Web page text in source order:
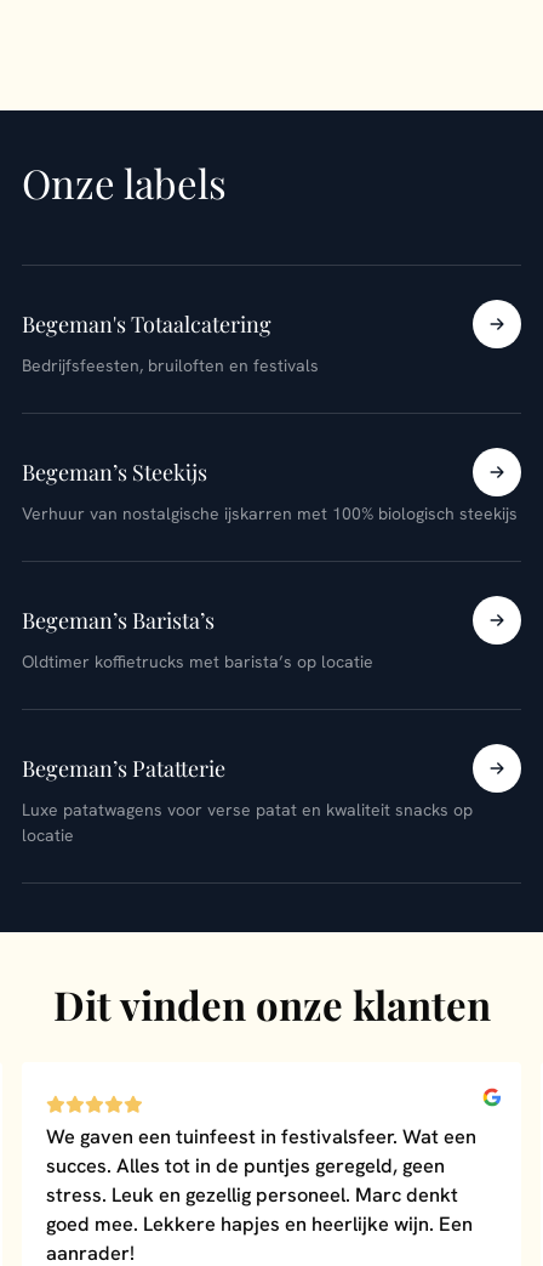
Onze labels
Begeman's Totaalcatering
Bedrijfsfeesten, bruiloften en festivals
Begeman’s Steekijs
Verhuur van nostalgische ijskarren met 100% biologisch steekijs
Begeman’s Barista’s
Oldtimer koffietrucks met barista’s op locatie
Begeman’s Patatterie
Luxe patatwagens voor verse patat en kwaliteit snacks op
locatie
Dit vinden onze klanten
We gaven een tuinfeest in festivalsfeer. Wat een
succes. Alles tot in de puntjes geregeld, geen
stress. Leuk en gezellig personeel. Marc denkt
goed mee. Lekkere hapjes en heerlijke wijn. Een
aanrader!